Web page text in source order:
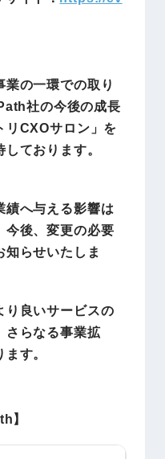
の⼀環での取り
社の今後の成⻑
リCXOサロン」を
ております。
へ与える影響は
今後、変更の必要
知らせいたしま
良いサービスの
さらなる事業拡
す。
】